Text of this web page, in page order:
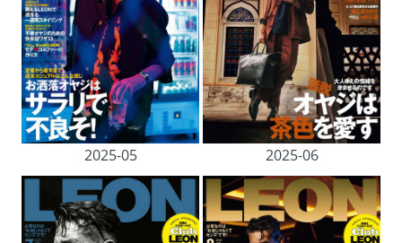
2025-05 2025-06